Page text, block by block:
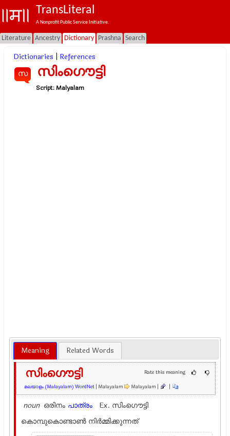
TransLiteral
A Nonprofit Public Service Initiative.
Literature Ancestry Dictionary Prashna Search
Dictionaries References
സ സിംഗൌട്ടി
Script:Malyalam
Meaning Related Words
Rate this meaning
സിംഗൌട്ടി
മലയാളം (Malayalam) WordNet | Malayalam Malayalam | |
noun ഒരിനം പാത്രം Ex. സിംഗൌട്ടി
കൊമ്പുകൊണ്ടാണ്‍ നിര്‍മ്മിക്കുന്നത്